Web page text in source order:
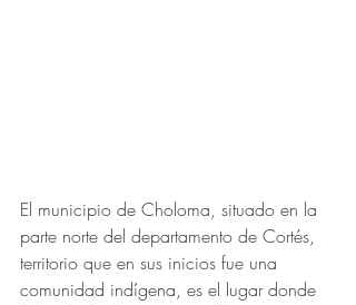
El municipio de Choloma, situado en la
parte norte del departamento de Cortés,
territorio que en sus inicios fue una
comunidad indígena, es el lugar donde